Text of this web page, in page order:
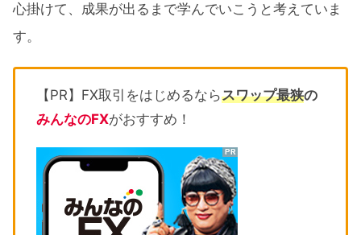
心掛けて、成果が出るまで学んでいこうと考えていま
す。
【PR】FX取引をはじめるならスワップ最狭の
みんなのFXがおすすめ！